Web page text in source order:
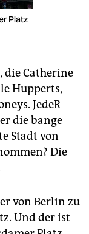
Platz
die Catherine
Hupperts,
JedeR
die bange
Stadt von
Die
von Berlin zu
Und der ist